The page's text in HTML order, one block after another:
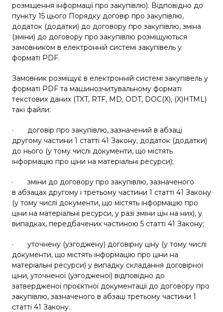
розміщення інформації про закупівлю). Відповідно до
пункту 15 цього Порядку договір про закупівлю,
додаток (додатки) до договору про закупівлю, зміна
(зміни) до договору про закупівлю розміщуються
замовником в електронній системі закупівель у
форматі PDF.
Замовник розміщує в електронній системі закупівель у
форматі PDF та машинозчитувальному форматі
текстових даних (TXT, RTF, MD, ODT, DOC(X), (X)HTML)
такі файли:
· договір про закупівлю, зазначений в абзаці
другому частини 1 статті 41 Закону, додаток (додатки)
до нього (у тому числі документи, що містять
інформацію про ціни на матеріальні ресурси);
· зміни до договору про закупівлю, зазначеного
в абзацах другому і третьому частини 1 статті 41 Закону
(у тому числі документи, що містять інформацію про
ціни на матеріальні ресурси, у разі зміни цін на них), у
випадках, передбачених частиною 5 статті 41 Закону;
· уточнену (узгоджену) договірну ціну (у тому числі
документи, що містять інформацію про ціни на
матеріальні ресурси) у випадку складання договірної
ціни, уточненої (узгодженої) відповідно до
затвердженої проєктної документації до договору про
закупівлю, зазначеного в абзаці третьому частини 1
статті 41 Закону.